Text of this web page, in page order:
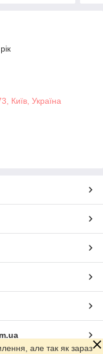
Київ, Україна
але так як зараз